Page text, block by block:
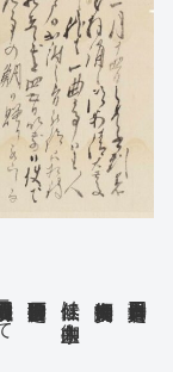
仕候然は一曲亭御主人
御使ニて